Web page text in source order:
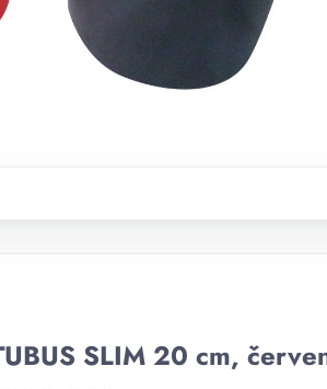
SLIM 20 cm,